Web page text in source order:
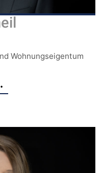
Wohnungseigentum